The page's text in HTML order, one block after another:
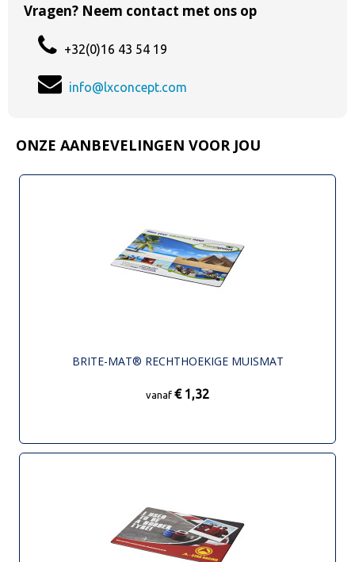
Vragen? Neem contact met ons op
+32(0)16 43 54 19
info@lxconcept.com
ONZE AANBEVELINGEN VOOR JOU
BRITE-MAT® RECHTHOEKIGE MUISMAT
vanaf € 1,32